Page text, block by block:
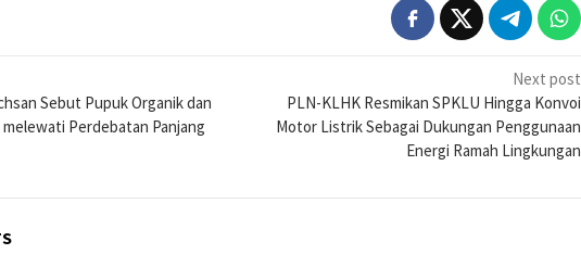
Sebut Pupuk Organik dan
Perdebatan Panjang
Next post
PLN-KLHK Resmikan SPKLU Hingga Konvoi
Motor Listrik Sebagai Dukungan Penggunaan
Energi Ramah Lingkungan